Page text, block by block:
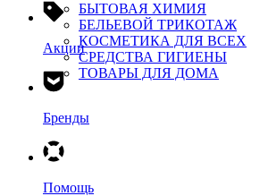
БЫТОВАЯ ХИМИЯ
БЕЛЬЕВОЙ ТРИКОТАЖ
КОСМЕТИКА ДЛЯ ВСЕХ
СРЕДСТВА ГИГИЕНЫ
ТОВАРЫ ДЛЯ ДОМА
Акции
Бренды
Помощь